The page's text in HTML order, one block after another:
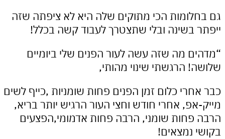
הכי מתוקים שלה היא לא ציפתה שזה
בשינה ובלי שתצטרך לעבוד קשה בכלל!
מה שזה עשה לעור הפנים שלי ביומיים
הרגשתי שינוי מהותי,
כלום זמן הפנים פחות שומניות ,כייף לשים
אחרי חודש וחצי העור הרגיש יותר בריא,
שומני, הרבה פחות אדמומי,הפצעים
נמצאים!